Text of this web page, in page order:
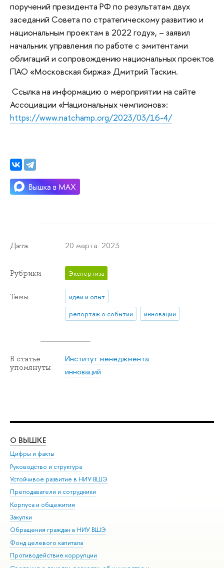
поручений президента РФ по результатам двух
заседаний Совета по стратегическому развитию и
национальным проектам в 2022 году», – заявил
начальник управления по работе с эмитентами
облигаций и сопровождению национальных проектов
ПАО «Московская биржа» Дмитрий Таскин.
Ссылка на информацию о мероприятии на сайте
Ассоциации «Национальных чемпионов»:
https://www.natchamp.org/2023/03/16-4/
Дата 20 марта 2023
Рубрики Экспертиза
Темы
идеи и опыт
репортаж о событии
инновации
В статье
упомянуты
Институт менеджмента
инноваций
О ВЫШКЕ
Цифры и факты
Руководство и структура
Устойчивое развитие в НИУ ВШЭ
Преподаватели и сотрудники
Корпуса и общежития
Закупки
Обращения граждан в НИУ ВШЭ
Фонд целевого капитала
Противодействие коррупции